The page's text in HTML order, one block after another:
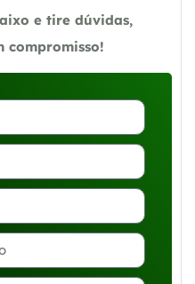
e tire dúvidas,
compromisso!